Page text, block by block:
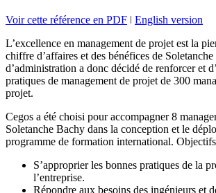
Voir cette référence en PDF ǀ English version
L’excellence en management de projet est la
chiffre d’affaires et des bénéfices de
d’administration a donc décidé de renforcer et
pratiques de management de projet de 300
projet.
Cegos a été choisi pour accompagner 8
Soletanche Bachy dans la conception et le
programme de formation international.
S’approprier les bonnes pratiques de la
l’entreprise.
Répondre aux besoins des ingénieurs et